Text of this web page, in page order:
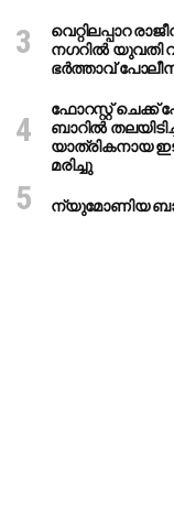
വെറ്റിലപ്പാറ
നഗറിൽ യുവതി
ഭർത്താവ്
ഫോറസ്റ്റ് ചെക്ക്
ബാറില്‍
യാത്രികനായ
മരിച്ചു
ന്യുമോണിയ